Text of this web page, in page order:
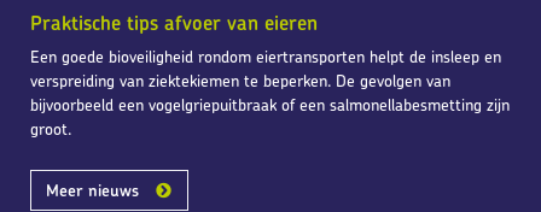
Praktische tips afvoer van eieren
Een goede bioveiligheid rondom eiertransporten helpt de insleep en
verspreiding van ziektekiemen te beperken. De gevolgen van
bijvoorbeeld een vogelgriepuitbraak of een salmonellabesmetting zijn
groot.
Meer nieuws